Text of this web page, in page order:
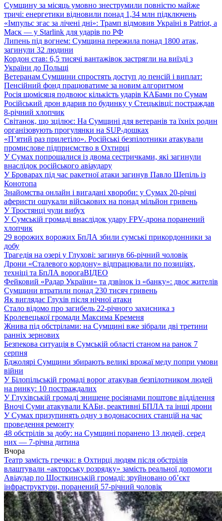
Сумщину за місяць умовно знеструмили повністю майже
тричі: енергетики відновили понад 1,34 млн підключень
«Імпульс згас за лічені дні»: Трамп відмовив Україні в Patriot, а
Маск — у Starlink для ударів по РФ
Липень під вогнем: Сумщина пережила понад 1800 атак,
загинули 32 людини
Кордон став: 6,5 тисячі вантажівок застрягли на виїзді з
України до Польщі
Ветеранам Сумщини спростять доступ до пенсій і виплат:
Пенсійний фонд працюватиме за новим алгоритмом
Росія щомісяця подвоює кількість ударів КАБами по Сумам
Російський дрон вдарив по будинку у Стецьківці: постраждав
8-річний хлопчик
Світанок, що зцілює: На Сумщині для ветеранів та їхніх родин
організовують прогулянки на SUP-дошках
«П’ятий раз прилетіло». Російські безпілотники атакували
промислове підприємство в Охтирці
У Сумах попрощалися із двома сестричками, які загинули
внаслідок російського авіаудару
У Броварах під час ракетної атаки загинув Павло Шепіль із
Конотопа
Знайомства онлайн і вигадані хвороби: у Сумах 20-річні
аферисти ошукали військових на понад мільйон гривень
У Тростянці чули вибух
У Сумській громаді внаслідок удару FPV-дрона поранений
хлопчик
29 ворожих ворожих БпЛА збили сумські прикордонники за
добу
Трагедія на озері у Глухові: загинув 66-річний чоловік
Дрони «Сталевого кордону» відпрацювали по позиціях,
техніці та БпЛА ворогаВІДЕО
Фейковий «Радар України» та дзвінок із «банку»: двоє жителів
Сумщини втратили понад 230 тисяч гривень
Як виглядає Глухів після нічної атаки
Стало відомо про загибель 22-річного захисника з
Кролевецької громади Максима Кременя
Жнива під обстрілами: на Сумщині вже зібрали дві третини
ранніх зернових
Безпекова ситуація в Сумській області станом на ранок 7
серпня
Бджолярі Сумщини збирають великі врожаї меду попри умови
війни
У Білопільській громаді ворог атакував безпілотником людей
на ринку: 10 постраждалих
У Глухівській громаді знищене росіянами поштове відділення
Вночі Суми атакували КАБи, реактивні БПЛА та інші дрони
У Сумах призупинять одну з водонасосних станцій на час
проведення ремонту
48 обстрілів за добу: на Сумщині поранено 13 людей, серед
них — 7-річна дитина
Вчора
Театр замість гречки: в Охтирці людям після обстрілів
влаштували «акторську розрядку» замість реальної допомоги
Авіаудар по Шосткинській громаді: зруйновано об’єкт
інфраструктури, поранений 57-річний чоловік